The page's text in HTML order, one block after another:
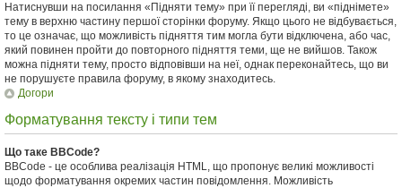
Натиснувши на посилання «Підняти тему» при її перегляді, ви «піднімете»
тему в верхню частину першої сторінки форуму. Якщо цього не відбувається,
то це означає, що можливість підняття тим могла бути відключена, або час,
який повинен пройти до повторного підняття теми, ще не вийшов. Також
можна підняти тему, просто відповівши на неї, однак переконайтесь, що ви
не порушуєте правила форуму, в якому знаходитесь.
Догори
Форматування тексту і типи тем
Що таке BBCode?
BBCode - це особлива реалізація HTML, що пропонує великі можливості
щодо форматування окремих частин повідомлення. Можливість